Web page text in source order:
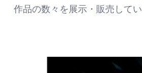
作品の数々を展示・販売してい